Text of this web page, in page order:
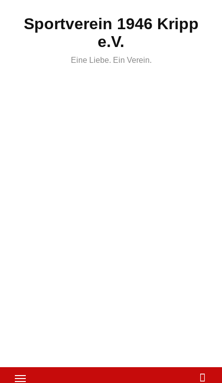
Sportverein 1946 Kripp
e.V.
Eine Liebe. Ein Verein.